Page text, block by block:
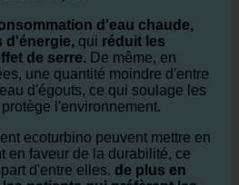
d'eau chaude,
qui réduit les
de serre. De même, en
une quantité moindre d'entre
d'égouts, ce qui soulage les
l'environnement.
ecoturbino peuvent mettre en
en faveur de la durabilité, ce
d'entre elles. de plus en